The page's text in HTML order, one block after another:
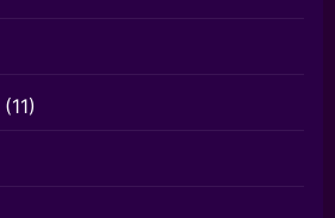
(11)